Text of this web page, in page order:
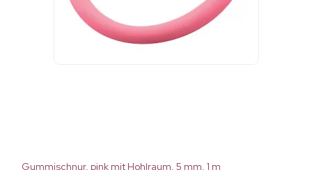
Gummischnur, pink mit Hohlraum, 5 mm, 1 m